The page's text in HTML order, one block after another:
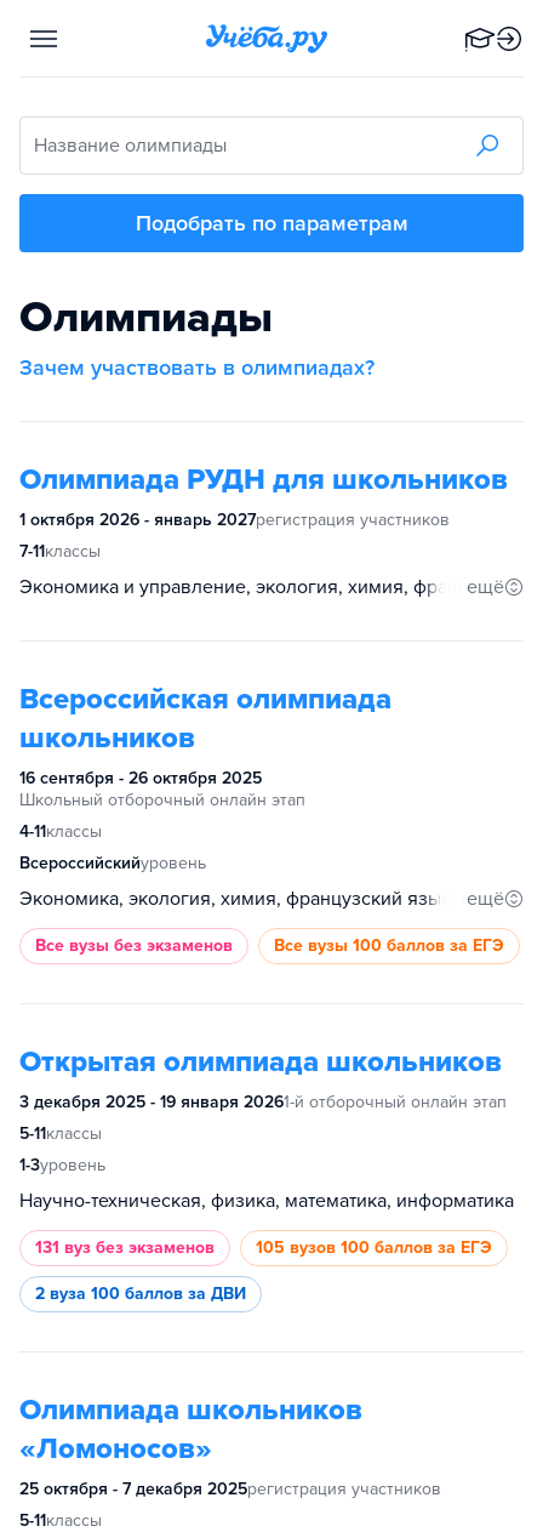
Название олимпиады
Подобрать по параметрам
Олимпиады
Зачем участвовать в олимпиадах?
Олимпиада РУДН для школьников
1 октября 2026 - январь 2027регистрация участников
7-11классы
Экономика и управление, экология, химия, французский язык, устойчивое развитие, таможенное дело, страноведение, спортивное программирование, психология образования, психология, право, основы бизнеса, обществознание, немецкий язык, история, испанский язык, информатика и кибербезопасность, информатика, геология, география, биология, английский язык, анализ данных, агробиотехнологии
ещё
Всероссийская олимпиада
школьников
16 сентября - 26 октября 2025
Школьный отборочный онлайн этап
4-11классы
Всероссийскийуровень
Экономика, экология, химия, французский язык, физическая культура, физика, технология, русский язык, право, основы безопасности и защиты Родины, обществознание, немецкий язык, математика, литература, китайский язык, итальянский язык, история, испанский язык, искусство (МХК), информатика, география, биология, астрономия, английский язык
ещё
Все вузы без экзаменов Все вузы 100 баллов за ЕГЭ
Открытая олимпиада школьников
3 декабря 2025 - 19 января 20261-й отборочный онлайн этап
5-11классы
1-3уровень
Научно-техническая, физика, математика, информатика
131 вуз без экзаменов 105 вузов 100 баллов за ЕГЭ
2 вуза 100 баллов за ДВИ
Олимпиада школьников
«Ломоносов»
25 октября - 7 декабря 2025регистрация участников
5-11классы